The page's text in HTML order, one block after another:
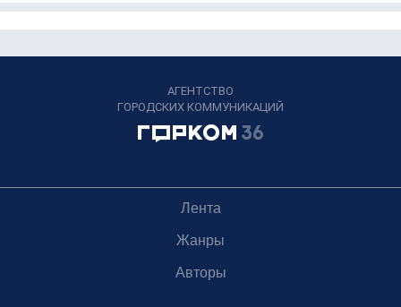
АГЕНТСТВО
ГОРОДСКИХ КОММУНИКАЦИЙ
Лента
Жанры
Авторы